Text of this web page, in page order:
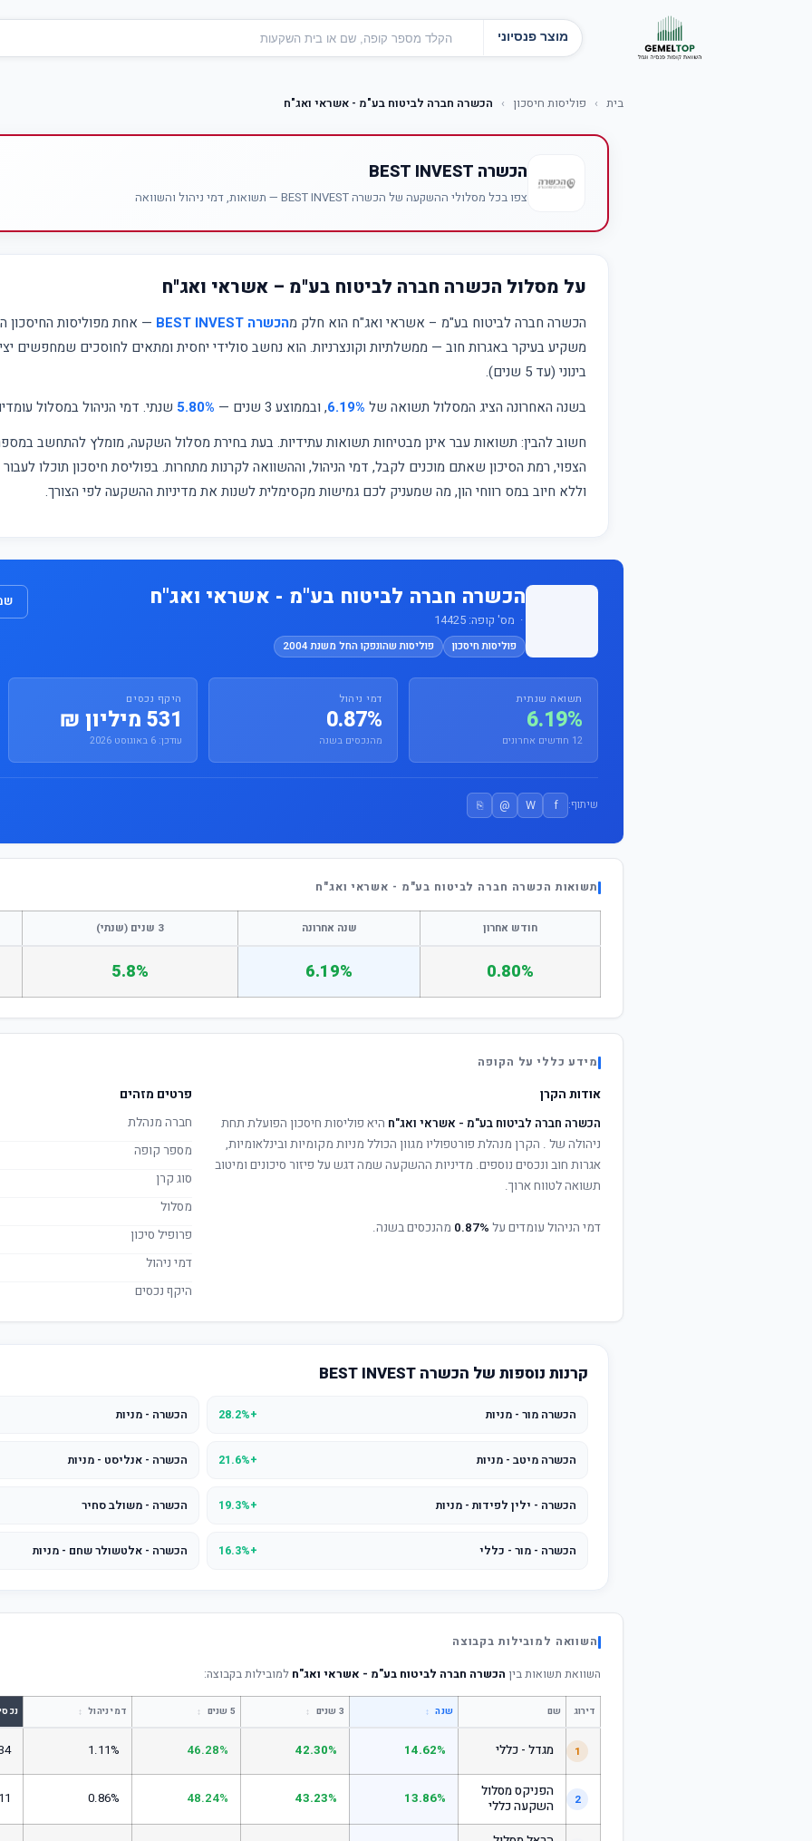
מוצר פנסיוני
בית › פוליסות חיסכון › הכשרה חברה לביטוח בע"מ - אשראי ואג"ח
הכשרה BEST INVEST
צפו בכל מסלולי ההשקעה של הכשרה BEST INVEST — תשואות, דמי ניהול והשוואה
על מסלול הכשרה חברה לביטוח בע"מ – אשראי ואג"ח
הכשרה חברה לביטוח בע"מ – אשראי ואג"ח הוא חלק מהכשרה BEST INVEST
— אחת מפוליסות החיסכון
משקיע בעיקר באגרות חוב — ממשלתיות וקונצרניות. הוא נחשב סולידי יחסית ומתאים לחוסכים שמחפשים
בינוני (עד 5 שנים).
בשנה האחרונה הציג המסלול תשואה של 6.19%, ובממוצע 3 שנים — 5.80% שנתי. דמי הניהול במסלול
חשוב להבין: תשואות עבר אינן מבטיחות תשואות עתידיות. בעת בחירת מסלול השקעה, מומלץ להתחשב
הצפוי, רמת הסיכון שאתם מוכנים לקבל, דמי הניהול, וההשוואה לקרנות מתחרות. בפוליסת חיסכון תוכלו
וללא חיוב במס רווחי הון, מה שמעניק לכם גמישות מקסימלית לשנות את מדיניות ההשקעה לפי הצורך.
הכשרה חברה לביטוח בע"מ - אשראי ואג"ח
· מס' קופה: 14425
פוליסות חיסכון פוליסות שהונפקו החל משנת 2004
תשואה שנתית
6.19%
12 חודשים אחרונים
דמי ניהול
0.87%
מהנכסים בשנה
היקף נכסים
531 מיליון ₪
עודכן: 6 באוגוסט 2026
שיתוף: f
W
@
⎘
תשואות הכשרה חברה לביטוח בע"מ - אשראי ואג"ח
חודש אחרון שנה אחרונה 3 שנים (שנתי)
0.80%
6.19%
5.8%
מידע כללי על הקופה
אודות הקרן
הכשרה חברה לביטוח בע"מ - אשראי ואג"ח היא פוליסות חיסכון הפועלת תחת
ניהולה של . הקרן מנהלת פורטפוליו מגוון הכולל מניות מקומיות ובינלאומיות,
אגרות חוב ונכסים נוספים. מדיניות ההשקעה שמה דגש על פיזור סיכונים ומיטוב
תשואה לטווח ארוך.
דמי הניהול עומדים על 0.87% מהנכסים בשנה.
פרטים מזהים
חברה מנהלת
מספר קופה
סוג קרן
מסלול
פרופיל סיכון
דמי ניהול
היקף נכסים
קרנות נוספות של הכשרה BEST INVEST
הכשרה מור - מניות +28.2% הכשרה - מניות
הכשרה מיטב - מניות +21.6% הכשרה - אנליסט - מניות
הכשרה - ילין לפידות - מניות +19.3% הכשרה - משולב סחיר
הכשרה - מור - כללי +16.3% הכשרה - אלטשולר שחם - מניות
השוואה למובילות בקבוצה
השוואת תשואות בין הכשרה חברה לביטוח בע"מ - אשראי ואג"ח למובילות בקבוצה:
דירוג שם שנה ↕ 3 שנים ↕ 5 שנים ↕ דמי ניהול ↕
1 מגדל - כללי 14.62%
42.30%
46.28%
1.11%
2
הפניקס מסלול
השקעה כללי
13.86%
43.23%
48.24%
0.86%